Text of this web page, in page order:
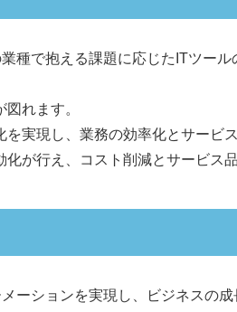
種で抱える課題に応じたITツー
れます。
実現し、業務の効率化とサービ
が行え、コスト削減とサービス
ーションを実現し、ビジネスの成